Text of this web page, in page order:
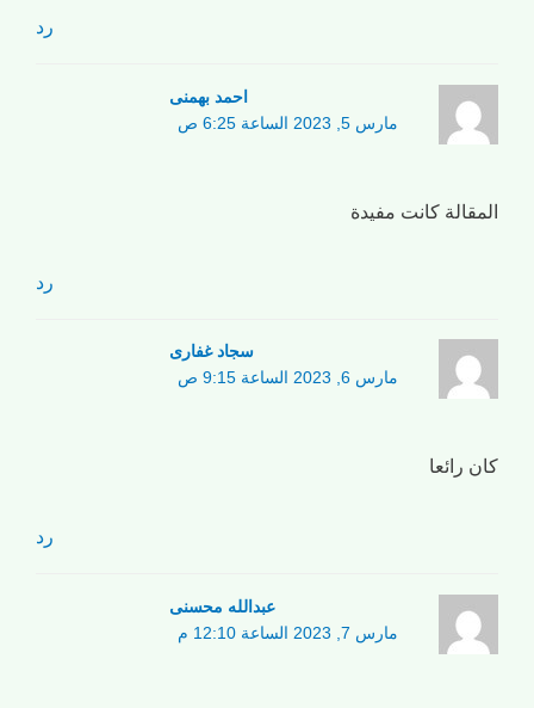
رد
احمد بهمنی
مارس 5, 2023 الساعة 6:25 ص
المقالة كانت مفيدة
رد
سجاد غفاری
مارس 6, 2023 الساعة 9:15 ص
كان رائعا
رد
عبدالله محسنی
مارس 7, 2023 الساعة 12:10 م